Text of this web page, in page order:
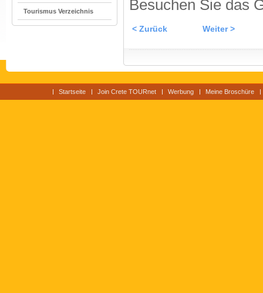
Tourismus Verzeichnis Besuchen Sie das
< Zurück Weiter >
Startseite Join Crete TOURnet Werbung Meine Broschüre